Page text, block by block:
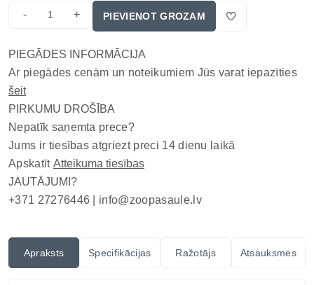
- + PIEVIENOT GROZAM
PIEGĀDES INFORMĀCIJA
Ar piegādes cenām un noteikumiem Jūs varat iepazīties
šeit
PIRKUMU DROŠĪBA
Nepatīk saņemta prece?
Jums ir tiesības atgriezt preci 14 dienu laikā
Apskatīt Atteikuma tiesības
JAUTĀJUMI?
+371 27276446 | info@zoopasaule.lv
Apraksts Specifikācijas Ražotājs Atsauksmes